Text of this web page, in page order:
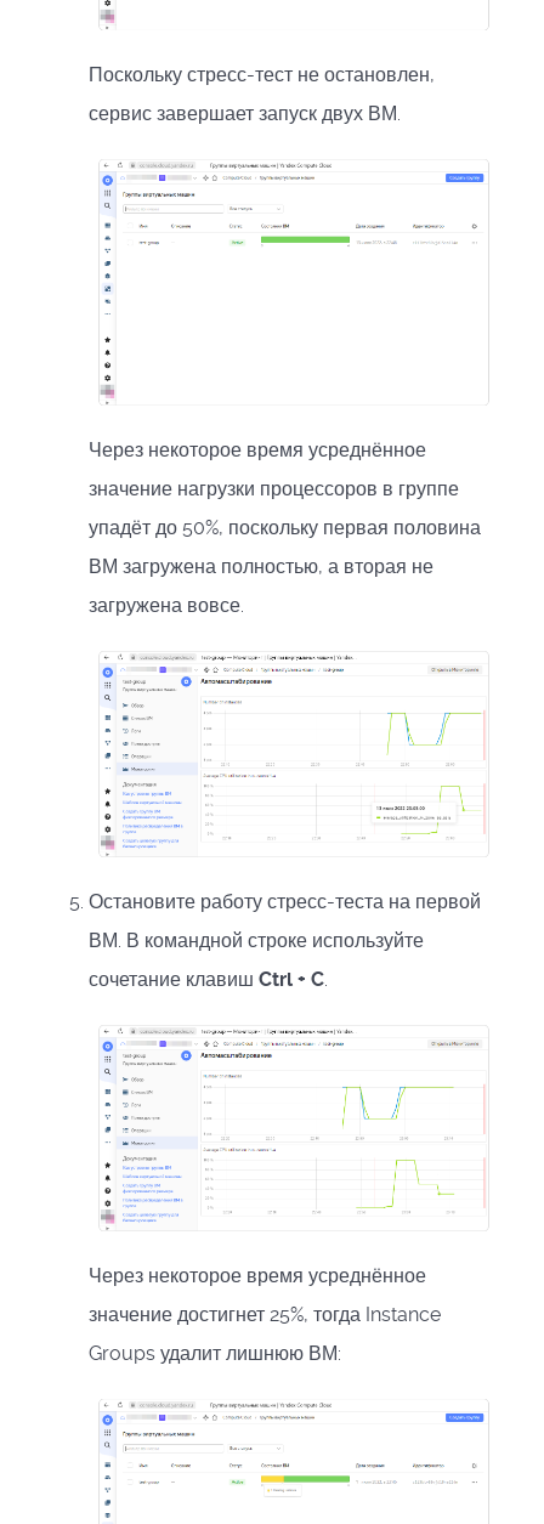
Поскольку стресс-тест не остановлен,
сервис завершает запуск двух ВМ.
Через некоторое время усреднённое
значение нагрузки процессоров в группе
упадёт до 50%, поскольку первая половина
ВМ загружена полностью, а вторая не
загружена вовсе.
Остановите работу стресс-теста на первой
ВМ. В командной строке используйте
сочетание клавиш Ctrl + C.
Через некоторое время усреднённое
значение достигнет 25%, тогда Instance
Groups удалит лишнюю ВМ: